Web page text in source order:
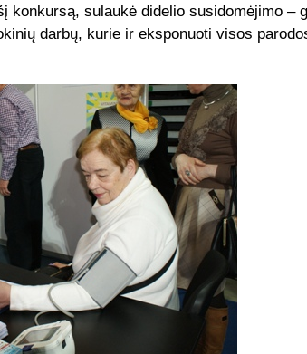
konkursą, sulaukė didelio susidomėjimo –
darbų, kurie ir eksponuoti visos